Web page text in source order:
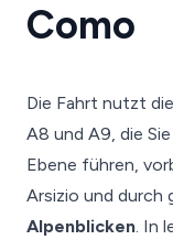
Como
Die Fahrt nutzt
A8 und A9, die
Ebene führen,
Arsizio und durch
Alpenblicken. In